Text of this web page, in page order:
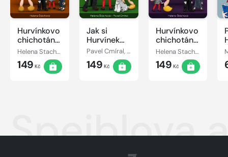
Hurvínkovo
chichotání
2
Helena Stachová
149 Kč
Jak si
Hurvínek
Máničku
našel
Pavel Cmíral, Helena Stachová
149 Kč
Hurvínkovo
chichotání
3
Helena Stachová
149 Kč
Spejblova